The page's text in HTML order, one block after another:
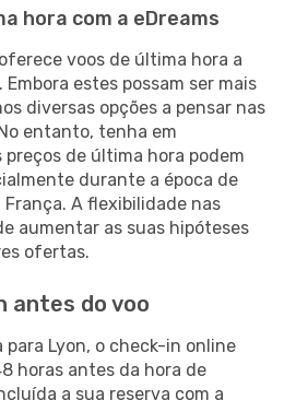
hora com a eDreams
voos de última hora a
estes possam ser mais
diversas opções a pensar nas
entanto, tenha em
de última hora podem
durante a época de
A flexibilidade nas
aumentar as suas hipóteses
ofertas.
antes do voo
para Lyon, o check-in online
horas antes da hora de
a sua reserva com a